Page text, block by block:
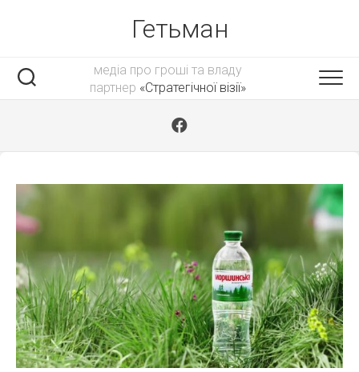
Гетьман
медіа про гроші та владу
партнер «Стратегічної візії»